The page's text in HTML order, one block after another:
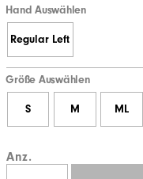
Hand Auswählen
Regular Left
Größe Auswählen
S M ML
Anz.